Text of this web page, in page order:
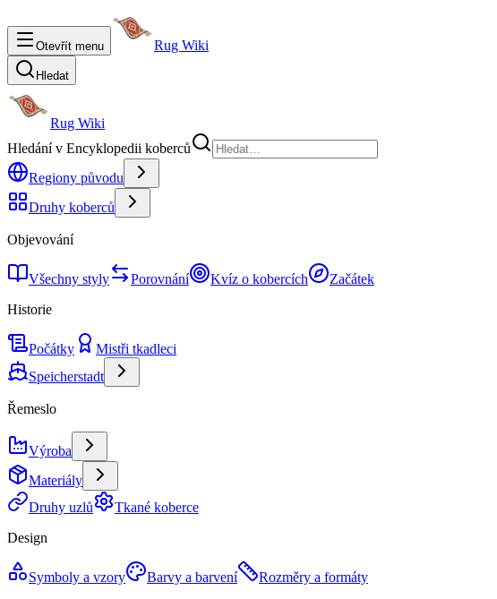
Otevřít menu Rug Wiki
Hledat
Rug Wiki
Hledání v Encyklopedii koberců
Regiony původu
Druhy koberců
Objevování
Všechny styly Porovnání Kvíz o kobercích
Začátek
Historie
Počátky
Mistři tkadleci
Speicherstadt
Řemeslo
Výroba
Materiály
Druhy uzlů
Tkané koberce
Design
Symboly a vzory Barvy a barvení
Rozměry a formáty